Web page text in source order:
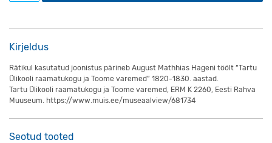
Kirjeldus
Rätikul kasutatud joonistus pärineb August Mathhias Hageni töölt “Tartu
Ülikooli raamatukogu ja Toome varemed” 1820-1830. aastad.
Tartu Ülikooli raamatukogu ja Toome varemed, ERM K 2260, Eesti Rahva
Muuseum. https://www.muis.ee/museaalview/681734
Seotud tooted